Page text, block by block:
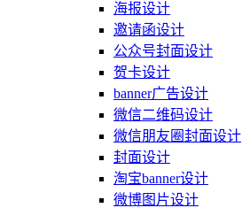
海报设计
邀请函设计
公众号封面设计
贺卡设计
banner广告设计
微信二维码设计
微信朋友圈封面设计
封面设计
淘宝banner设计
微博图片设计